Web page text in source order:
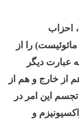
احزاب
را از
عبارت دیگر
خارج و هم از
این امر در
و